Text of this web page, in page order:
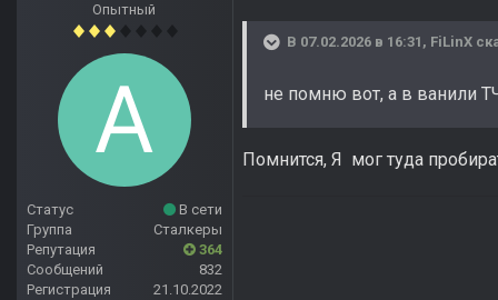
Опытный
Статус
В сети
Группа
Сталкеры
Репутация
364
Сообщений
832
Регистрация
21.10.2022
В 07.02.2026 в 16:31, FiLinX
не помню вот, а в ванили
Помнится, Я мог туда